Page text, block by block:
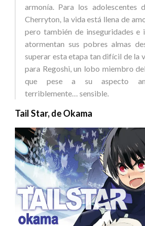
armonía. Para los adolescentes
Cherryton, la vida está llena de
pero también de inseguridades e
atormentan sus pobres almas
superar esta etapa tan difícil de la
para Regoshi, un lobo miembro
que pese a su aspecto
terriblemente… sensible.
Tail Star, de Okama